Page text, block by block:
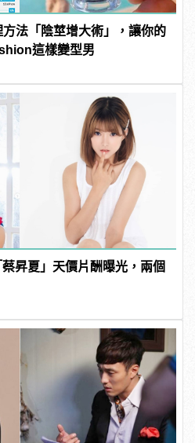
法「陰莖增大術」，讓你的
這樣變型男
昇夏」天價片酬曝光，兩個